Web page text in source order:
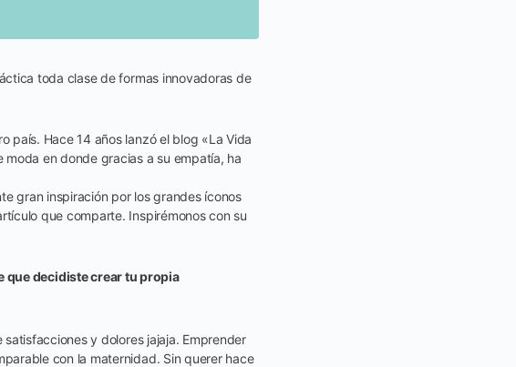
toda clase de formas innovadoras de
país. Hace 14 años lanzó el blog «La Vida
en donde gracias a su empatía, ha
gran inspiración por los grandes íconos
que comparte. Inspirémonos con su
que decidiste crear tu propia
y dolores jajaja. Emprender
con la maternidad. Sin querer hace